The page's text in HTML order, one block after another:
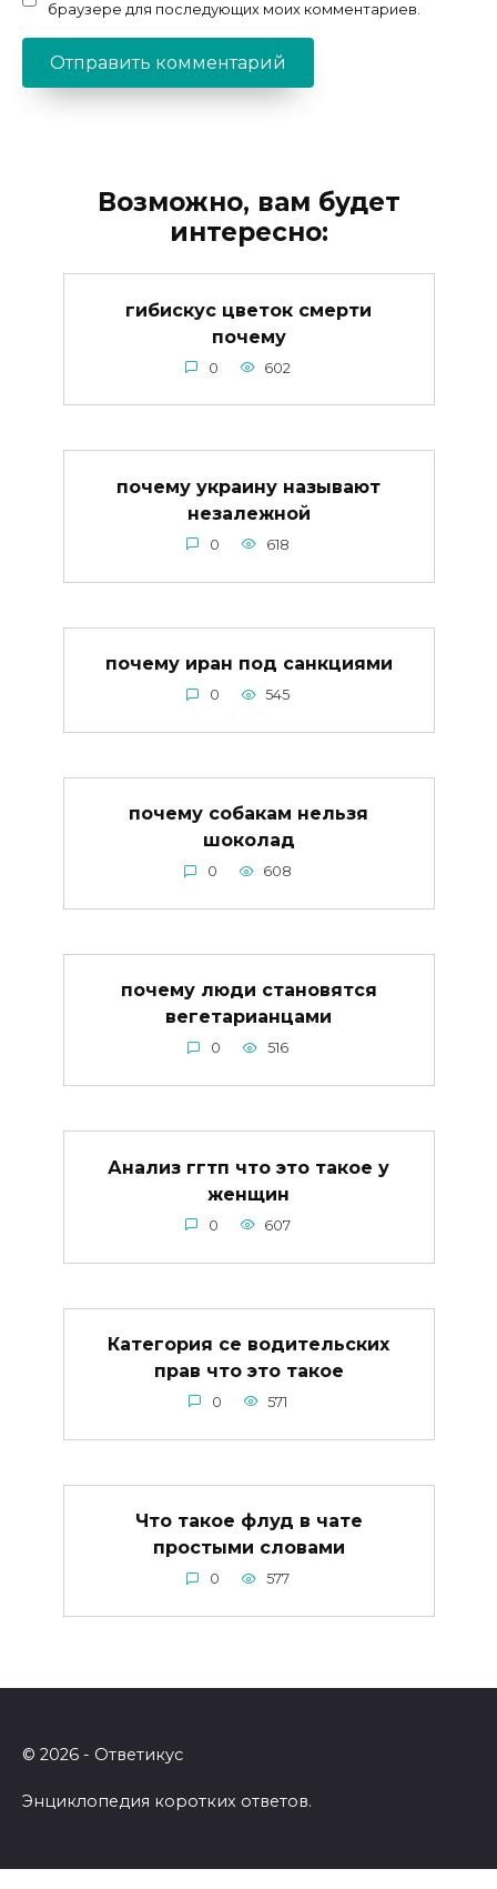
браузере для последующих моих комментариев.
Возможно, вам будет
интересно:
гибискус цветок смерти
почему
0 602
почему украину называют
незалежной
0 618
почему иран под санкциями
0 545
почему собакам нельзя
шоколад
0 608
почему люди становятся
вегетарианцами
0 516
Анализ ггтп что это такое у
женщин
0 607
Категория се водительских
прав что это такое
0 571
Что такое флуд в чате
простыми словами
0 577
© 2026 - Ответикус
Энциклопедия коротких ответов.